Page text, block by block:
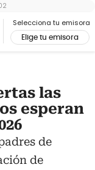
Selecciona tu emisora
Elige tu emisora
las
esperan
de
de